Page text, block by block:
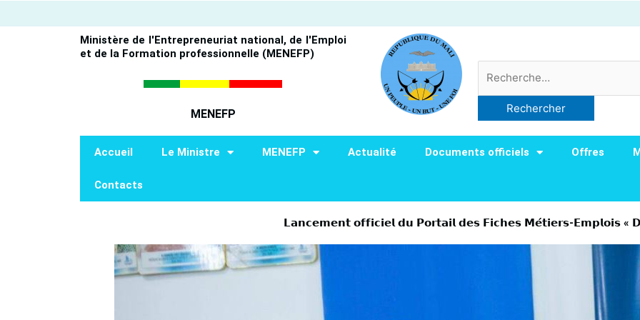
au
Ministère de l'Entrepreneuriat national, de l'Emploi
et de la Formation professionnelle (MENEFP)
MENEFP
Accueil Le Ministre MENEFP Actualité Documents officiels Offres
Contacts
𝗟𝗮𝗻𝗰𝗲𝗺𝗲𝗻𝘁 𝗼𝗳𝗳𝗶𝗰𝗶𝗲𝗹 𝗱𝘂 𝗣𝗼𝗿𝘁𝗮𝗶𝗹 𝗱𝗲𝘀 𝗙𝗶𝗰𝗵𝗲𝘀 𝗠𝗲́𝘁𝗶𝗲𝗿𝘀-𝗘𝗺𝗽𝗹𝗼𝗶𝘀 «